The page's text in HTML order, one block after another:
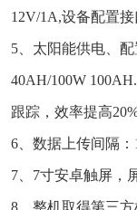
12V/1A,设备配置
5、太阳能供电、
40AH/100W
跟踪，效率提高
6、数据上传间隔：
7、7寸安卓触屏，